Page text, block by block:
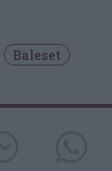
Baleset